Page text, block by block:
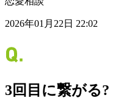
2026年01月22日 22:02
3回目に繋がる?